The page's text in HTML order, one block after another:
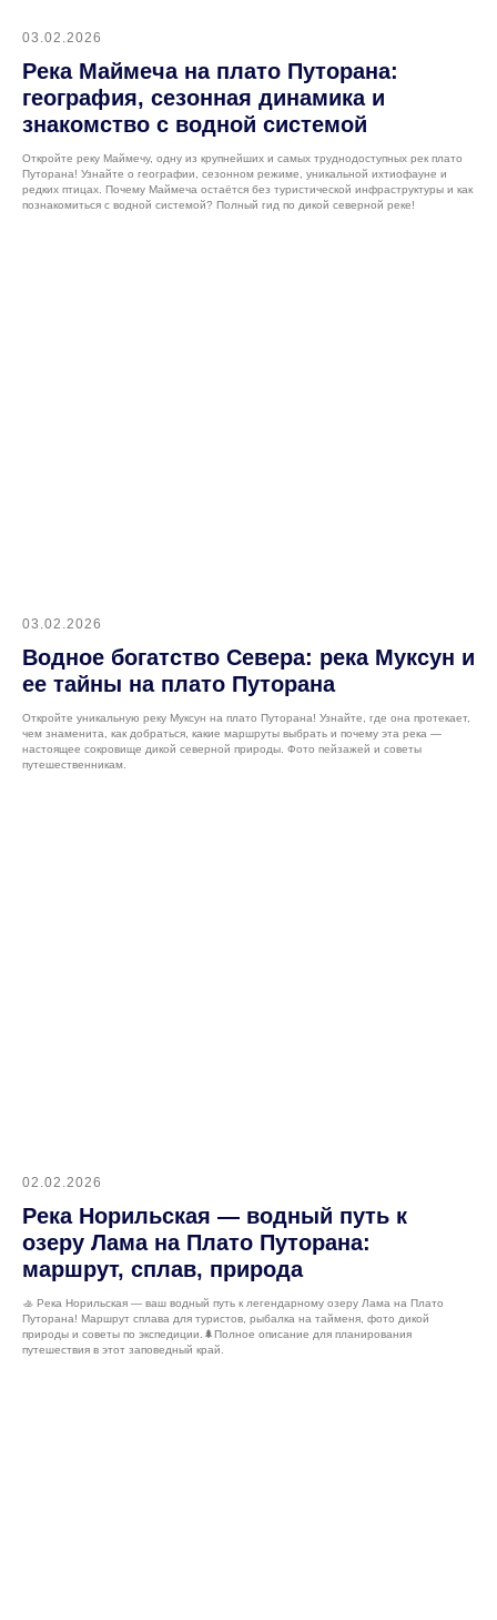
03.02.2026
Река Маймеча на плато Путорана:
география, сезонная динамика и
знакомство с водной системой
Откройте реку Маймечу, одну из крупнейших и самых труднодоступных рек плато
Путорана! Узнайте о географии, сезонном режиме, уникальной ихтиофауне и
редких птицах. Почему Маймеча остаётся без туристической инфраструктуры и как
познакомиться с водной системой? Полный гид по дикой северной реке!
03.02.2026
Водное богатство Севера: река Муксун и
ее тайны на плато Путорана
Откройте уникальную реку Муксун на плато Путорана! Узнайте, где она протекает,
чем знаменита, как добраться, какие маршруты выбрать и почему эта река —
настоящее сокровище дикой северной природы. Фото пейзажей и советы
путешественникам.
02.02.2026
Река Норильская — водный путь к
озеру Лама на Плато Путорана:
маршрут, сплав, природа
🚣 Река Норильская — ваш водный путь к легендарному озеру Лама на Плато
Путорана! Маршрут сплава для туристов, рыбалка на тайменя, фото дикой
природы и советы по экспедиции.🌲Полное описание для планирования
путешествия в этот заповедный край.